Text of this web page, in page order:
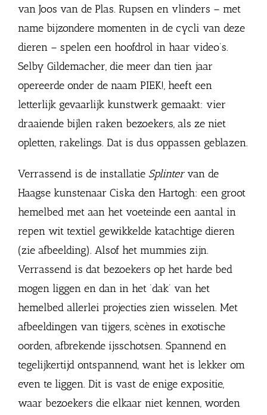
van Joos van de Plas. Rupsen en vlinders – met
name bijzondere momenten in de cycli van deze
dieren – spelen een hoofdrol in haar video’s.
Selby Gildemacher, die meer dan tien jaar
opereerde onder de naam PIEK!, heeft een
letterlijk gevaarlijk kunstwerk gemaakt: vier
draaiende bijlen raken bezoekers, als ze niet
opletten, rakelings. Dat is dus oppassen geblazen.
Verrassend is de installatie Splintervan de
Haagse kunstenaar Ciska den Hartogh: een groot
hemelbed met aan het voeteinde een aantal in
repen wit textiel gewikkelde katachtige dieren
(zie afbeelding). Alsof het mummies zijn.
Verrassend is dat bezoekers op het harde bed
mogen liggen en dan in het ‘dak’ van het
hemelbed allerlei projecties zien wisselen. Met
afbeeldingen van tijgers, scènes in exotische
oorden, afbrekende ijsschotsen. Spannend en
tegelijkertijd ontspannend, want het is lekker om
even te liggen. Dit is vast de enige expositie,
waar bezoekers die elkaar niet kennen, worden